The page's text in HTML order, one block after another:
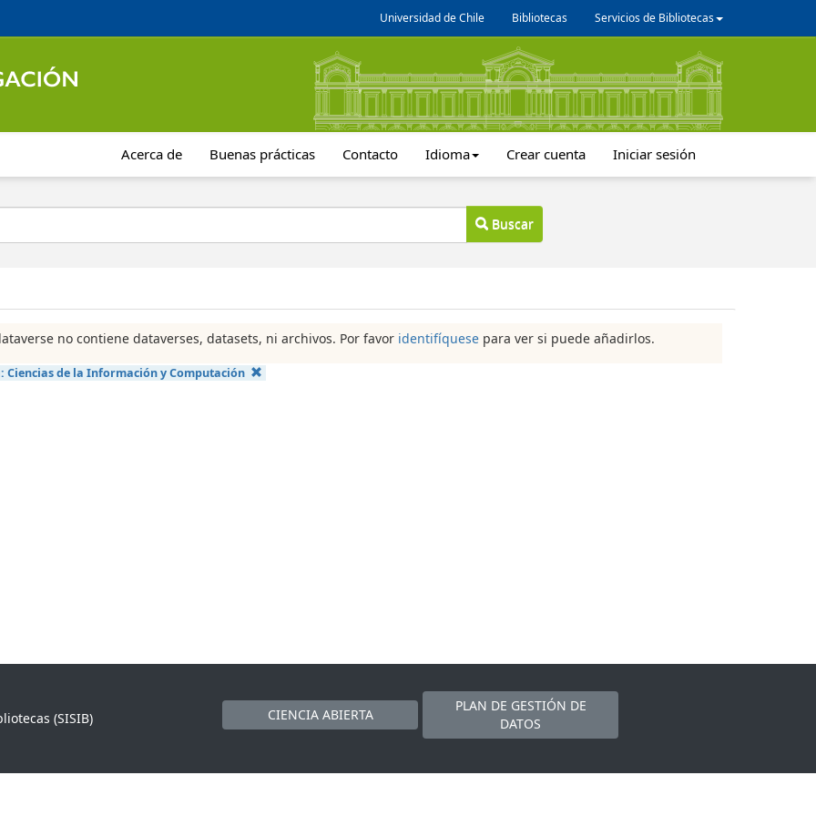
Universidad de Chile Bibliotecas Servicios de Bibliotecas
Acerca de Buenas prácticas Contacto Idioma Crear cuenta Iniciar sesión
Buscar
no contiene dataverses, datasets, ni archivos. Por favor identifíquese para ver si puede añadirlos.
Ciencias de la Información y Computación
(SISIB)
CIENCIA ABIERTA
PLAN DE GESTIÓN DE
DATOS